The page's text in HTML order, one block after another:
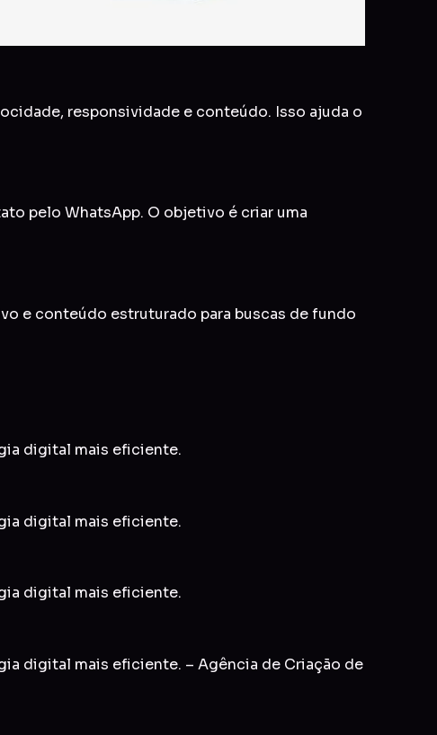
responsividade e conteúdo. Isso ajuda o
pelo WhatsApp. O objetivo é criar uma
e conteúdo estruturado para buscas de fundo
digital mais eficiente.
digital mais eficiente.
digital mais eficiente.
digital mais eficiente. – Agência de Criação de